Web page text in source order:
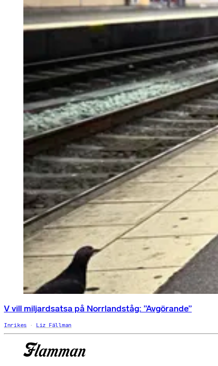
V vill miljardsatsa på Norrlandståg: ”Avgörande”
Inrikes Liz Fällman